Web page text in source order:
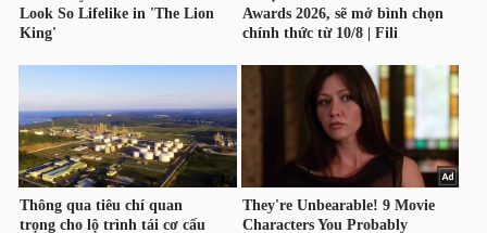
Bài
của
tác
giả
(-)